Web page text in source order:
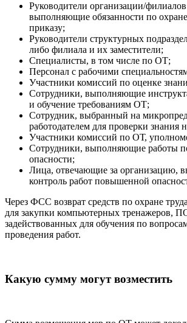
Руководители организации/
выполняющие обязанности по охране
приказу;
Руководители структурных
либо филиала и их заместители;
Специалисты, в том числе по ОТ;
Персонал с рабочими
Участники комиссий по оценке
Сотрудники, выполняющие
и обучение требованиям ОТ;
Сотрудник, выбранный на
работодателем для проверки знания
Участники комиссий по ОТ,
Сотрудники, выполняющие работы
опасности;
Лица, отвечающие за организацию,
контроль работ повышенной
Через ФСС возврат средств по охране
для закупки компьютерных тренажеров,
задействованных для обучения по
проведения работ.
Какую сумму могут возместить